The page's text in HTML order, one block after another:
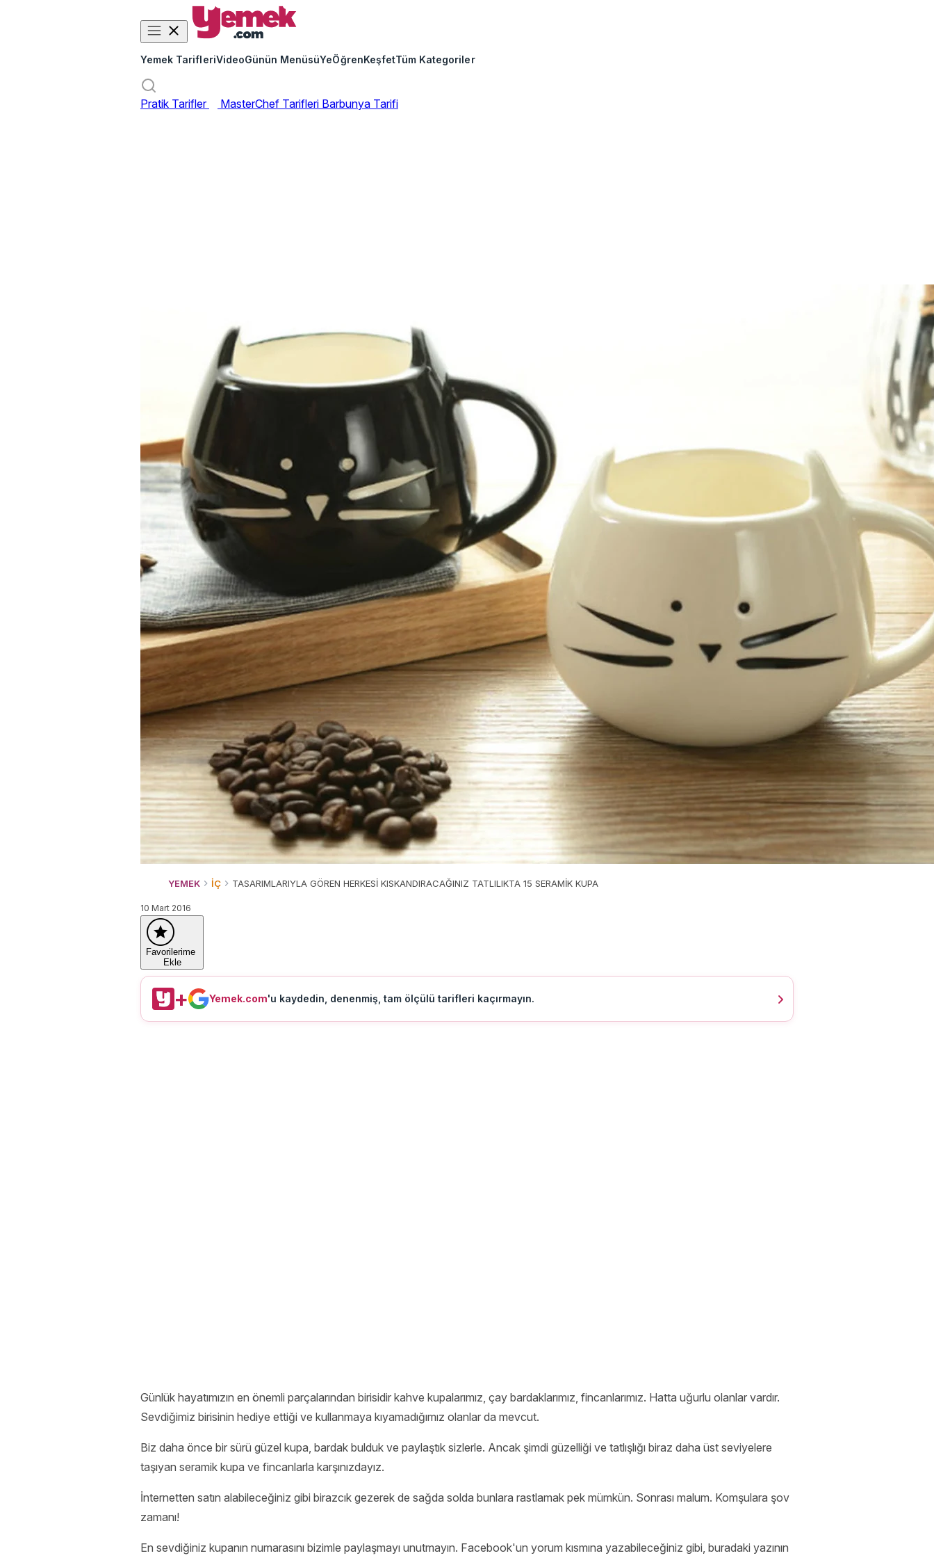
Yemek TarifleriVideoGünün MenüsüYeÖğrenKeşfetTüm Kategoriler
Pratik Tarifler MasterChef Tarifleri Barbunya Tarifi
YEMEK İÇ TASARIMLARIYLA GÖREN HERKESİ KISKANDIRACAĞINIZ TATLILIKTA 15 SERAMİK KUPA
10 Mart 2016
Favorilerime
Ekle
+ Yemek.com'u kaydedin, denenmiş, tam ölçülü tarifleri kaçırmayın.
Günlük hayatımızın en önemli parçalarından birisidir kahve kupalarımız, çay bardaklarımız, fincanlarımız. Hatta uğurlu olanlar vardır.
Sevdiğimiz birisinin hediye ettiği ve kullanmaya kıyamadığımız olanlar da mevcut.
Biz daha önce bir sürü güzel kupa, bardak bulduk ve paylaştık sizlerle. Ancak şimdi güzelliği ve tatlışlığı biraz daha üst seviyelere
taşıyan seramik kupa ve fincanlarla karşınızdayız.
İnternetten satın alabileceğiniz gibi birazcık gezerek de sağda solda bunlara rastlamak pek mümkün. Sonrası malum. Komşulara şov
zamanı!
En sevdiğiniz kupanın numarasını bizimle paylaşmayı unutmayın. Facebook'un yorum kısmına yazabileceğiniz gibi, buradaki yazının